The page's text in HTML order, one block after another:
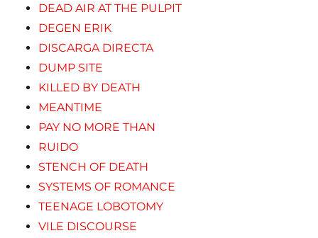
DEAD AIR AT THE PULPIT
DEGEN ERIK
DISCARGA DIRECTA
DUMP SITE
KILLED BY DEATH
MEANTIME
PAY NO MORE THAN
RUIDO
STENCH OF DEATH
SYSTEMS OF ROMANCE
TEENAGE LOBOTOMY
VILE DISCOURSE